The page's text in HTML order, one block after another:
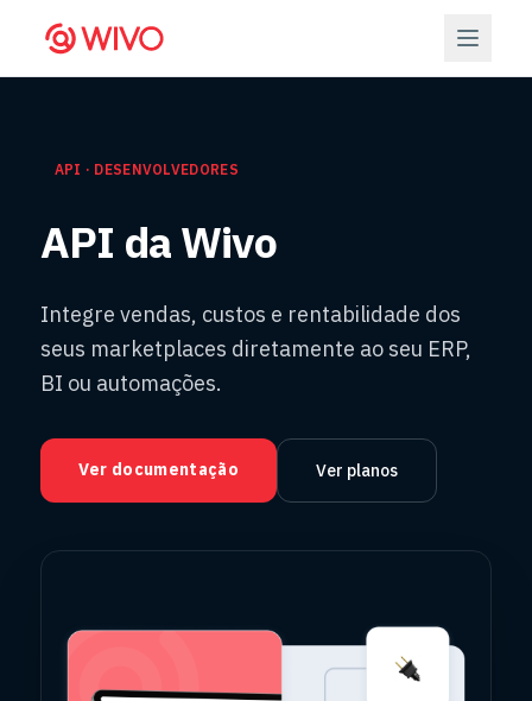
API · DESENVOLVEDORES
API da Wivo
Integre vendas, custos e rentabilidade dos
seus marketplaces diretamente ao seu ERP,
BI ou automações.
Ver documentação Ver planos